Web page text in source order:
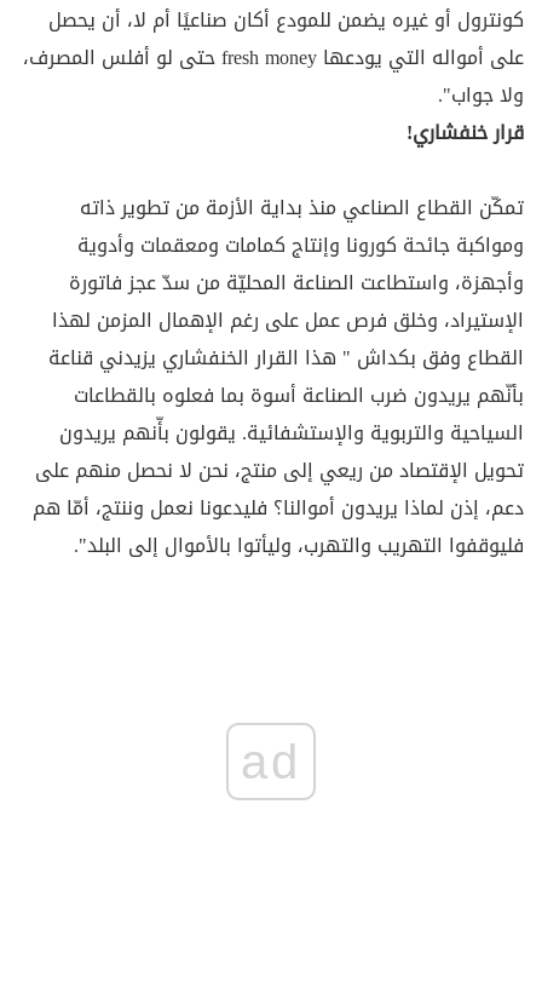
كونترول أو غيره يضمن للمودع أكان صناعيًا أم لا، أن يحصل
على أمواله التي يودعها fresh money حتى لو أفلس المصرف،
ولا جواب".
قرار خنفشاري!
تمكّن القطاع الصناعي منذ بداية الأزمة من تطوير ذاته
ومواكبة جائحة كورونا وإنتاج كمامات ومعقمات وأدوية
وأجهزة، واستطاعت الصناعة المحليّة من سدّ عجز فاتورة
الإستيراد، وخلق فرص عمل على رغم الإهمال المزمن لهذا
القطاع وفق بكداش " هذا القرار الخنفشاري يزيدني قناعة
بأنّهم يريدون ضرب الصناعة أسوة بما فعلوه بالقطاعات
السياحية والتربوية والإستشفائية. يقولون بأّنهم يريدون
تحويل الإقتصاد من ريعي إلى منتج، نحن لا نحصل منهم على
دعم، إذن لماذا يريدون أموالنا؟ فليدعونا نعمل وننتج، أمّا هم
فليوقفوا التهريب والتهرب، وليأتوا بالأموال إلى البلد".
ad